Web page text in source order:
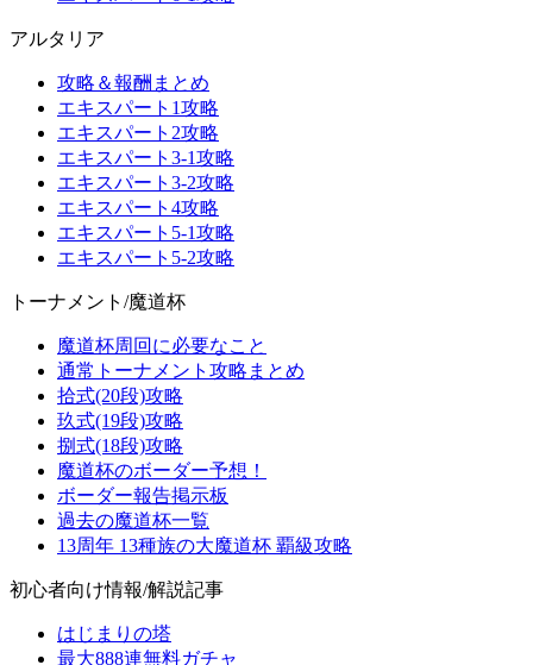
アルタリア
攻略＆報酬まとめ
エキスパート1攻略
エキスパート2攻略
エキスパート3-1攻略
エキスパート3-2攻略
エキスパート4攻略
エキスパート5-1攻略
エキスパート5-2攻略
トーナメント/魔道杯
魔道杯周回に必要なこと
通常トーナメント攻略まとめ
拾式(20段)攻略
玖式(19段)攻略
捌式(18段)攻略
魔道杯のボーダー予想！
ボーダー報告掲示板
過去の魔道杯一覧
13周年 13種族の大魔道杯 覇級攻略
初心者向け情報/解説記事
はじまりの塔
最大888連無料ガチャ